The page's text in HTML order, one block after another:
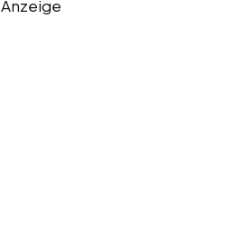
Anzeige